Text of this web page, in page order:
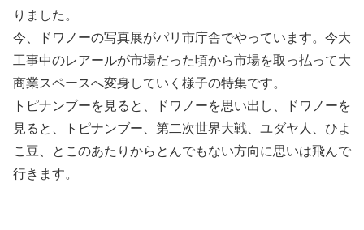
りました。
今、ドワノーの写真展がパリ市庁舎でやっています。今大
工事中のレアールが市場だった頃から市場を取っ払って大
商業スペースへ変身していく様子の特集です。
トピナンブーを見ると、ドワノーを思い出し、ドワノーを
見ると、トピナンブー、第二次世界大戦、ユダヤ人、ひよ
こ豆、とこのあたりからとんでもない方向に思いは飛んで
行きます。